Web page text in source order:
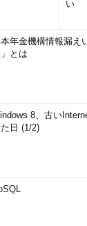
い
本年金機構情報漏え
とは
8、古い
た日 (1/2)